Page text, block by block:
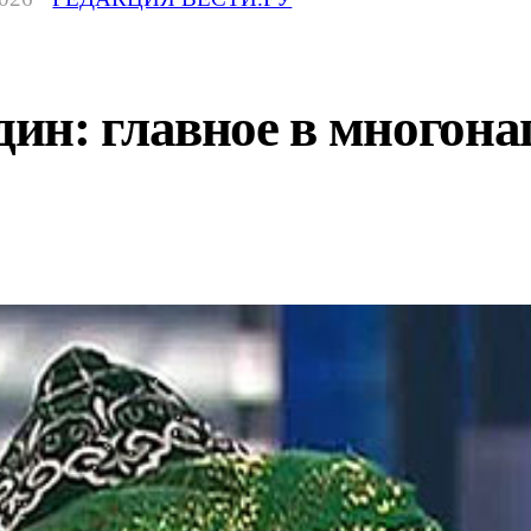
главное в